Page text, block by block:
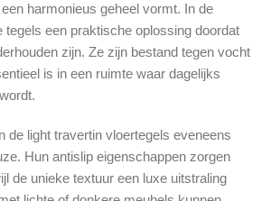
harmonieus geheel vormt. In de
tegels een praktische oplossing doordat
zijn. Ze zijn bestand tegen vocht
is in een ruimte waar dagelijks
de light travertin vloertegels eveneens
Hun antislip eigenschappen zorgen
de unieke textuur een luxe uitstraling